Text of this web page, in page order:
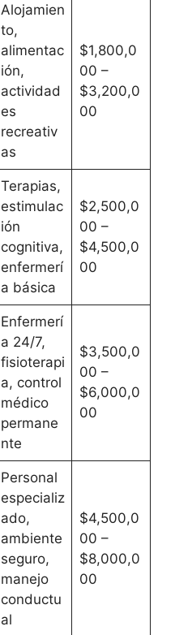
Alojamien
to,
alimentac
ión,
actividad
es
recreativ
as
$1,800,0
00 –
$3,200,0
00
Terapias,
estimulac
ión
cognitiva,
enfermerí
a básica
$2,500,0
00 –
$4,500,0
00
Enfermerí
a 24/7,
fisioterapi
a, control
médico
permane
nte
$3,500,0
00 –
$6,000,0
00
Personal
especializ
ado,
ambiente
seguro,
manejo
conductu
al
$4,500,0
00 –
$8,000,0
00